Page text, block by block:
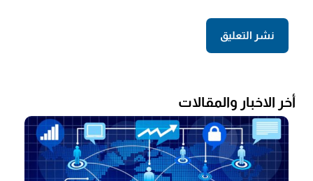
أخر الاخبار والمقالات